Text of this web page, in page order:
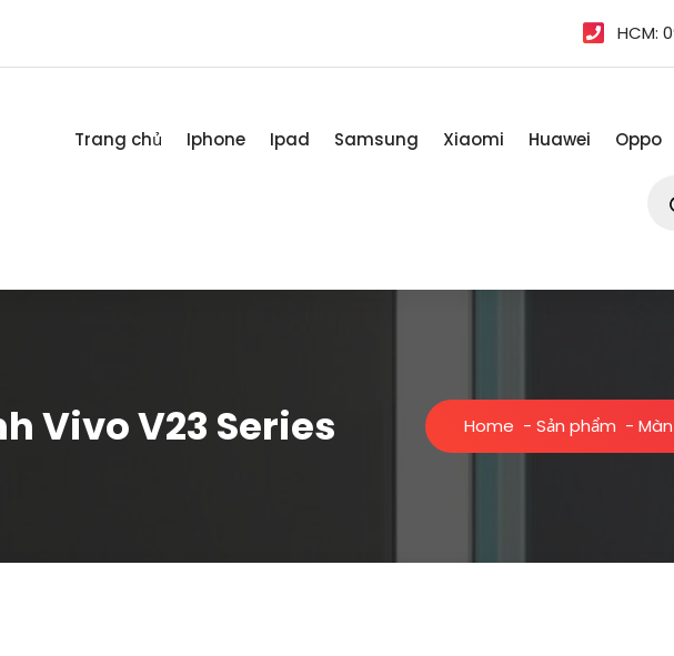
HCM:
Trang chủ Iphone Ipad Samsung Xiaomi Huawei
Oppo
sản
Vivo V23 Series Home - Sản phẩm -